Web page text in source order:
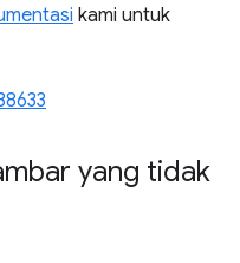
kami untuk
yang tidak